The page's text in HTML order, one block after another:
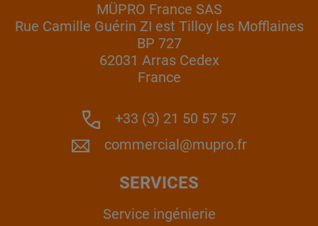
MÜPRO France SAS
Rue Camille Guérin ZI est Tilloy les Mofflaines
BP 727
62031 Arras Cedex
France
+33 (3) 21 50 57 57
commercial@mupro.fr
SERVICES
Service ingénierie